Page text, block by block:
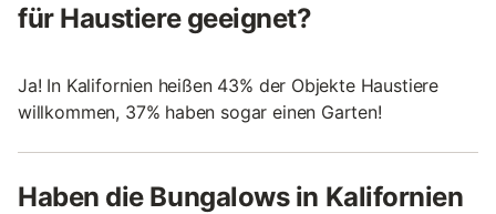
für Haustiere geeignet?
Ja! In Kalifornien heißen 43% der Objekte Haustiere
willkommen, 37% haben sogar einen Garten!
Haben die Bungalows in Kalifornien